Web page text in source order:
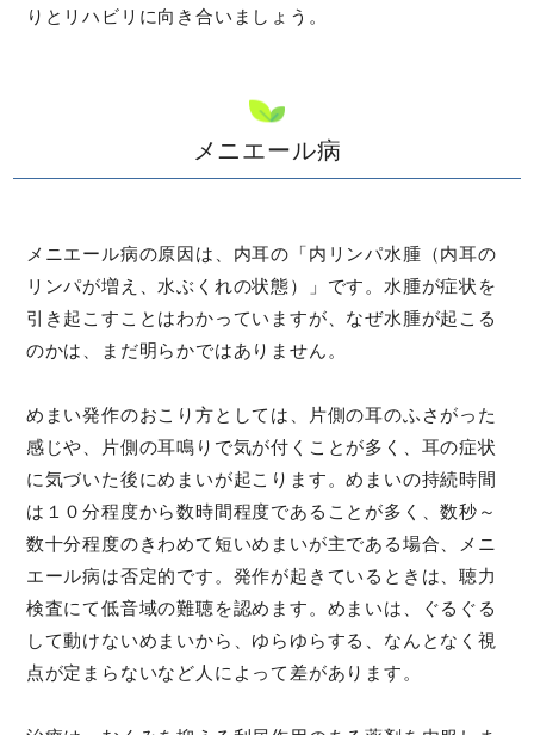
りとリハビリに向き合いましょう。
メニエール病
メニエール病の原因は、内耳の「内リンパ水腫（内耳の
リンパが増え、水ぶくれの状態）」です。水腫が症状を
引き起こすことはわかっていますが、なぜ水腫が起こる
のかは、まだ明らかではありません。
めまい発作のおこり方としては、片側の耳のふさがった
感じや、片側の耳鳴りで気が付くことが多く、耳の症状
に気づいた後にめまいが起こります。めまいの持続時間
は１０分程度から数時間程度であることが多く、数秒～
数十分程度のきわめて短いめまいが主である場合、メニ
エール病は否定的です。発作が起きているときは、聴力
検査にて低音域の難聴を認めます。めまいは、ぐるぐる
して動けないめまいから、ゆらゆらする、なんとなく視
点が定まらないなど人によって差があります。